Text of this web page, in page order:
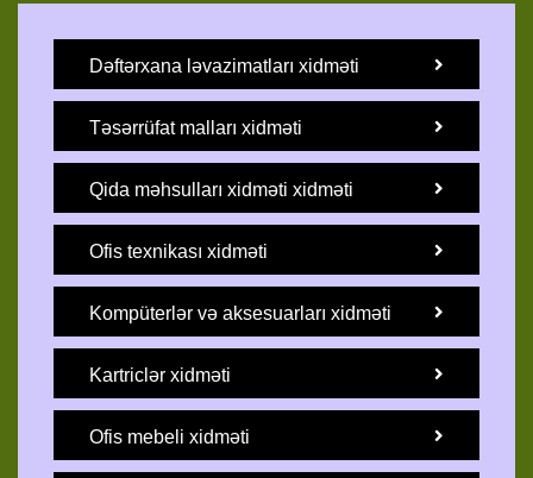
Dəftərxana ləvazimatları xidməti
Təsərrüfat malları xidməti
Qida məhsulları xidməti xidməti
Ofis texnikası xidməti
Kompüterlər və aksesuarları xidməti
Kartriclər xidməti
Ofis mebeli xidməti